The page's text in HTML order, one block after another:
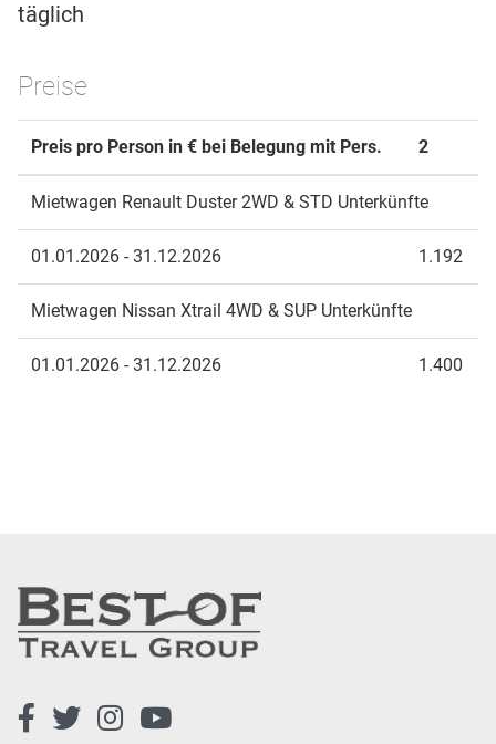
täglich
Preise
Preis pro Person in € bei Belegung mit Pers. 2
Mietwagen Renault Duster 2WD & STD Unterkünfte
01.01.2026 - 31.12.2026 1.192
Mietwagen Nissan Xtrail 4WD & SUP Unterkünfte
01.01.2026 - 31.12.2026 1.400